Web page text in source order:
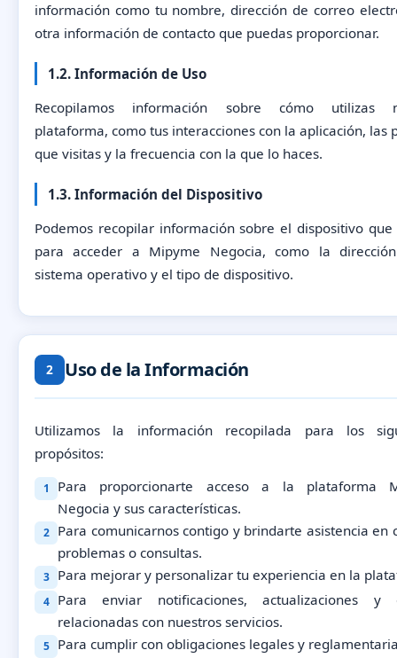
información como tu nombre, dirección de correo
otra información de contacto que puedas proporcionar.
1.2. Información de Uso
Recopilamos información sobre cómo utilizas
plataforma, como tus interacciones con la aplicación, las
que visitas y la frecuencia con la que lo haces.
1.3. Información del Dispositivo
Podemos recopilar información sobre el dispositivo que
para acceder a Mipyme Negocia, como la
sistema operativo y el tipo de dispositivo.
2 Uso de la Información
Utilizamos la información recopilada para los
propósitos:
1
Para proporcionarte acceso a la plataforma
Negocia y sus características.
2
Para comunicarnos contigo y brindarte asistencia en
problemas o consultas.
3 Para mejorar y personalizar tu experiencia en la
4
Para enviar notificaciones, actualizaciones y
relacionadas con nuestros servicios.
5 Para cumplir con obligaciones legales y